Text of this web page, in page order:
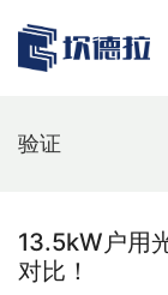
验证
13.5kW户用
对比！